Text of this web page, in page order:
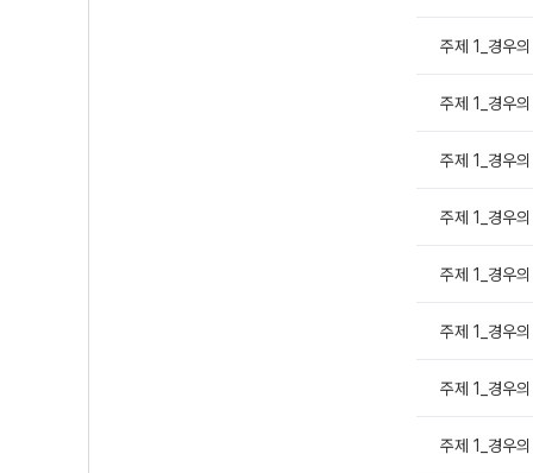
주제 1_경우
주제 1_경우
주제 1_경우
주제 1_경우
주제 1_경우
주제 1_경우
주제 1_경우
주제 1_경우